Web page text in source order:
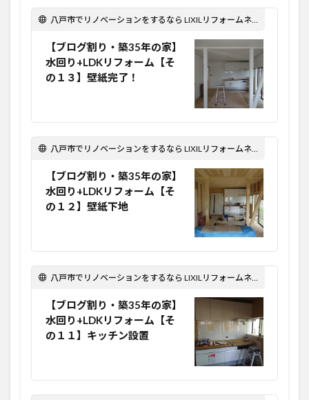
八戸市でリノベーションをするなら LIXILリフォームネット Optima Reform！
【ブログ割り・築35年の家】
水回り+LDKリフォーム【そ
の１３】壁紙完了！
八戸市でリノベーションをするなら LIXILリフォームネット Optima Reform！
【ブログ割り・築35年の家】
水回り+LDKリフォーム【そ
の１２】壁紙下地
八戸市でリノベーションをするなら LIXILリフォームネット Optima Reform！
【ブログ割り・築35年の家】
水回り+LDKリフォーム【そ
の１１】キッチン設置